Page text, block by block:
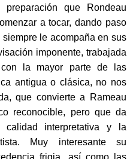
que Rondeau
a tocar, dando paso
le acompaña en sus
imponente, trabajada
con la mayor parte de las
antigua o clásica, no nos
que convierte a Rameau
reconocible, pero que da
calidad interpretativa y la
Muy interesante su
frigia, así como las